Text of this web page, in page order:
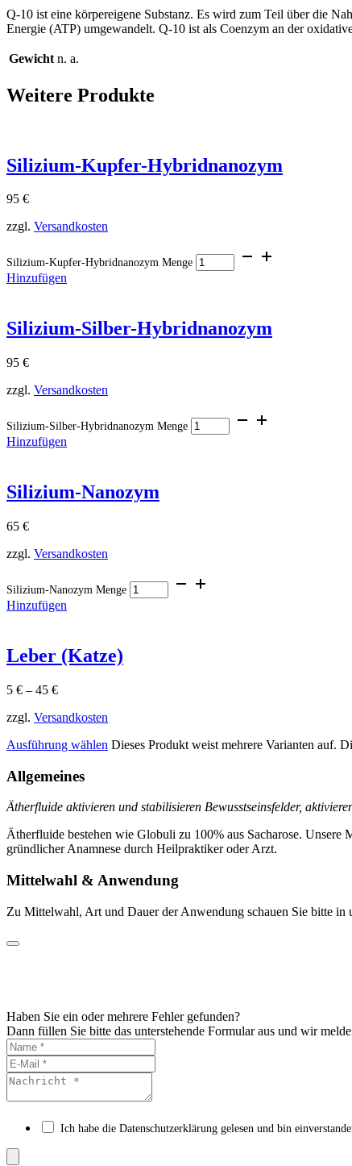
Q-10 ist eine körpereigene Substanz. Es wird zum Teil über die
Energie (ATP) umgewandelt. Q-10 ist als Coenzym an der
Gewicht n. a.
Weitere Produkte
Silizium-Kupfer-Hybridnanozym
95 €
zzgl. Versandkosten
Silizium-Kupfer-Hybridnanozym Menge
Hinzufügen
Silizium-Silber-Hybridnanozym
95 €
zzgl. Versandkosten
Silizium-Silber-Hybridnanozym Menge
Hinzufügen
Silizium-Nanozym
65 €
zzgl. Versandkosten
Silizium-Nanozym Menge
Hinzufügen
Leber (Katze)
5 € – 45 €
zzgl. Versandkosten
Ausführung wählen Dieses Produkt weist mehrere Varianten auf.
Allgemeines
Ätherfluide aktivieren und stabilisieren Bewusstseinsfelder,
Ätherfluide bestehen wie Globuli zu 100% aus Sacharose.
gründlicher Anamnese durch Heilpraktiker oder Arzt.
Mittelwahl & Anwendung
Zu Mittelwahl, Art und Dauer der Anwendung schauen Sie bitte in
Haben Sie ein oder mehrere Fehler gefunden?
Dann füllen Sie bitte das unterstehende Formular aus und wir
Ich habe die Datenschutzerklärung gelesen und bin